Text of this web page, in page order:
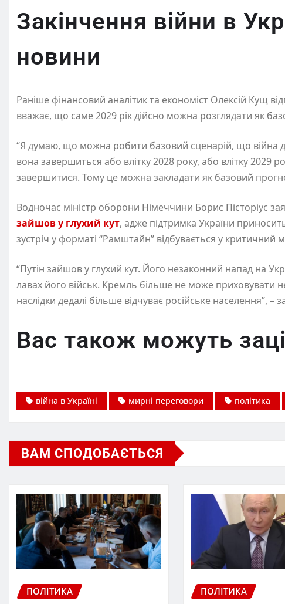
Закінчення війни в
новини
Раніше фінансовий аналітик та економіст Олексій Кущ
вважає, що саме 2029 рік дійсно можна розглядати як
“Я думаю, що можна робити базовий сценарій, що війна
вона завершиться або влітку 2028 року, або влітку 2029
завершитися. Тому це можна закладати як базовий
Водночас міністр оборони Німеччини Борис Пісторіус
зайшов у глухий кут, адже підтримка України
зустріч у форматі “Рамштайн” відбувається у критичний
“Путін зайшов у глухий кут. Його незаконний напад на
лавах його військ. Кремль більше не може приховувати
наслідки дедалі більше відчуває російське населення”, –
Вас також можуть
війна в Україні мирні переговори політика
ВАМ СПОДОБАЄТЬСЯ
ПОЛІТИКА ПОЛІТИКА